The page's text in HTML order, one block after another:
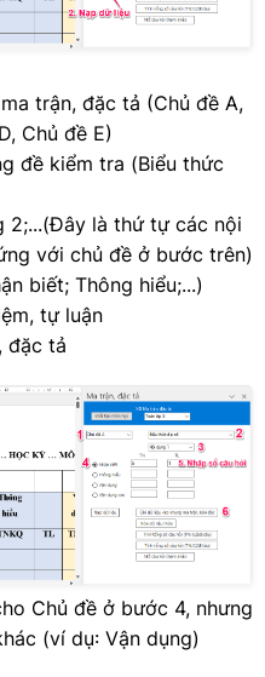
trận, đặc tả (Chủ đề A,
Chủ đề E)
đề kiểm tra (Biểu thức
2;...(Đây là thứ tự các nội
với chủ đề ở bước trên)
biết; Thông hiểu;...)
tự luận
đặc tả
Chủ đề ở bước 4, nhưng
(ví dụ: Vận dụng)